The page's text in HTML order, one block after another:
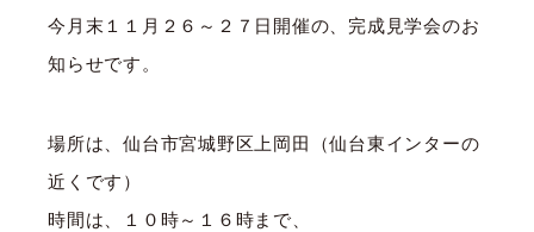
今月末１１月２６～２７日開催の、完成見学会のお
知らせです。
場所は、仙台市宮城野区上岡田（仙台東インターの
近くです）
時間は、１０時～１６時まで、